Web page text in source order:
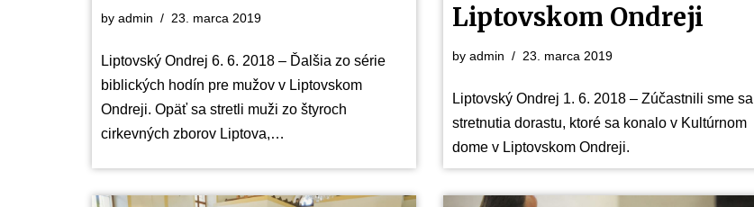
by admin 23. marca 2019
Liptovský Ondrej 6. 6. 2018 – Ďalšia zo série
biblických hodín pre mužov v Liptovskom
Ondreji. Opäť sa stretli muži zo štyroch
cirkevných zborov Liptova,…
Liptovskom Ondreji
by admin 23. marca 2019
Liptovský Ondrej 1. 6. 2018 – Zúčastnili sme sa
stretnutia dorastu, ktoré sa konalo v Kultúrnom
dome v Liptovskom Ondreji.